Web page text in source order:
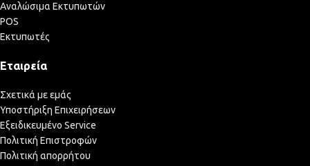
Αναλώσιμα Εκτυπωτών
POS
Εκτυπωτές
Εταιρεία
Σχετικά με εμάς
Υποστήριξη Επιχειρήσεων
Εξειδικευμένο Service
Πολιτική Επιστροφών
Πολιτική απορρήτου